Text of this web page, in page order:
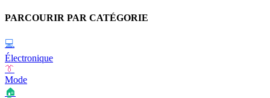
PARCOURIR PAR CATÉGORIE
💻
Électronique
👔
Mode
🏠